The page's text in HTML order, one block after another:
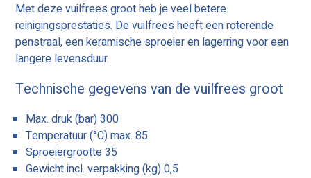
Met deze vuilfrees groot heb je veel betere
reinigingsprestaties. De vuilfrees heeft een roterende
penstraal, een keramische sproeier en lagerring voor een
langere levensduur.
Technische gegevens van de vuilfrees groot
Max. druk (bar) 300
Temperatuur (°C) max. 85
Sproeiergrootte 35
Gewicht incl. verpakking (kg) 0,5